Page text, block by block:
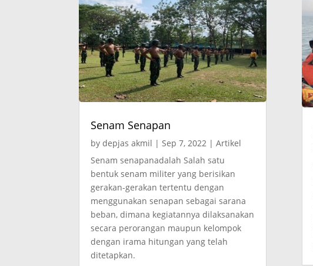
Senam Senapan
bydepjas akmil |Sep 7, 2022 |Artikel
Senam senapanadalah Salah satu
bentuk senam militer yang berisikan
gerakan-gerakan tertentu dengan
menggunakan senapan sebagai sarana
beban, dimana kegiatannya dilaksanakan
secara perorangan maupun kelompok
dengan irama hitungan yang telah
ditetapkan.